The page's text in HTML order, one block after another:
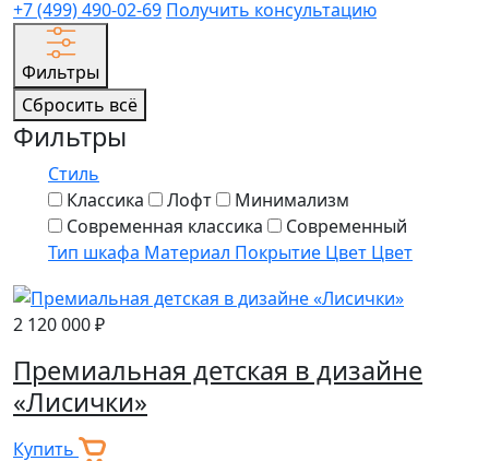
+7 (499) 490-02-69 Получить консультацию
Фильтры
Сбросить всё
Фильтры
Стиль
Классика
Лофт
Минимализм
Современная классика
Современный
Тип шкафа Материал Покрытие Цвет Цвет
2 120 000 ₽
Премиальная детская в дизайне
«Лисички»
Купить